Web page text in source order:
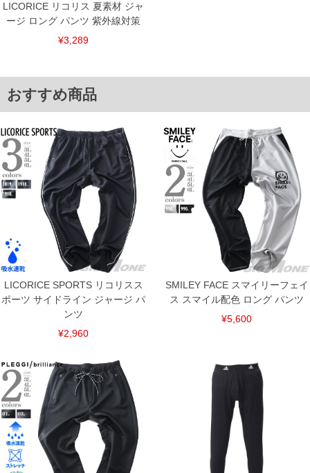
※商品によって若干のサイズの誤差がございます。また、お客様がご使用の環境（コ
ンピュータ画面）によって、商品の色味が若干異なる場合がございます。予めご了承
※当店での掲載商品は、実店鋪と在庫を共用しておりますので店頭での売り違い、店
ITEM INTRODUCTION
COLOR VARIATION
LICORICE リコリス 夏素材 ジャ
ージ ロング パンツ 紫外線対策
¥3,289
おすすめ商品
LICORICE SPORTS リコリスス
ポーツ サイドライン ジャージ パ
ンツ
¥2,960
SMILEY FACE スマイリーフェイ
ス スマイル配色 ロング パンツ
¥5,600